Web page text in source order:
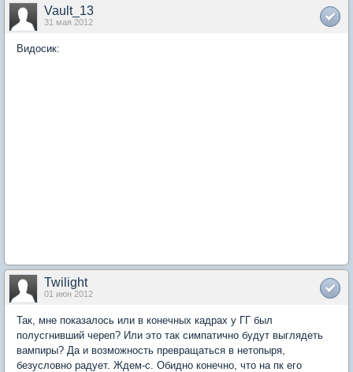
Vault_13
31 мая 2012
Видосик:
Twilight
01 июн 2012
Так, мне показалось или в конечных кадрах у ГГ был
полусгнивший череп? Или это так симпатично будут выглядеть
вампиры? Да и возможность превращаться в нетопыря,
безусловно радует. Ждем-с. Обидно конечно, что на пк его